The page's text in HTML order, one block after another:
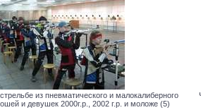
из пневматического и малокалиберного
и девушек 2000г.р., 2002 г.р. и моложе (5)